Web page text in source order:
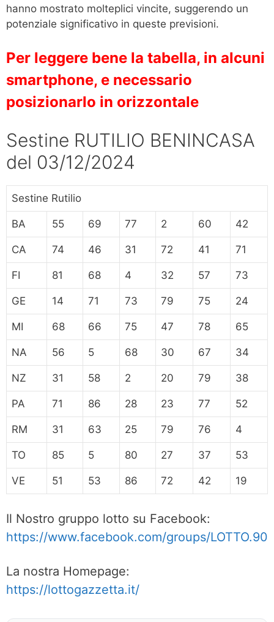
hanno mostrato molteplici vincite, suggerendo un
potenziale significativo in queste previsioni.
Per leggere bene la tabella, in alcuni
smartphone, e necessario
posizionarlo in orizzontale
Sestine RUTILIO BENINCASA
del 03/12/2024
Sestine Rutilio
BA 55 69 77 2 60 42
CA 74 46 31 72 41 71
FI 81 68 4 32 57 73
GE 14 71 73 79 75 24
MI 68 66 75 47 78 65
NA 56 5 68 30 67 34
NZ 31 58 2 20 79 38
PA 71 86 28 23 77 52
RM 31 63 25 79 76 4
TO 85 5 80 27 37 53
VE 51 53 86 72 42 19
Il Nostro gruppo lotto su Facebook:
https://www.facebook.com/groups/LOTTO.90
La nostra Homepage:
https://lottogazzetta.it/